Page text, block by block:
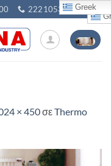
2221053760
× 450σεThermo
Greek